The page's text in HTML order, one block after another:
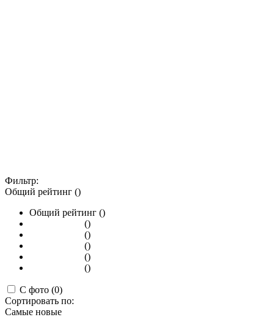
Фильтр:
Общий рейтинг ()
Общий рейтинг ()
()
()
()
()
()
С фото (0)
Сортировать по:
Самые новые